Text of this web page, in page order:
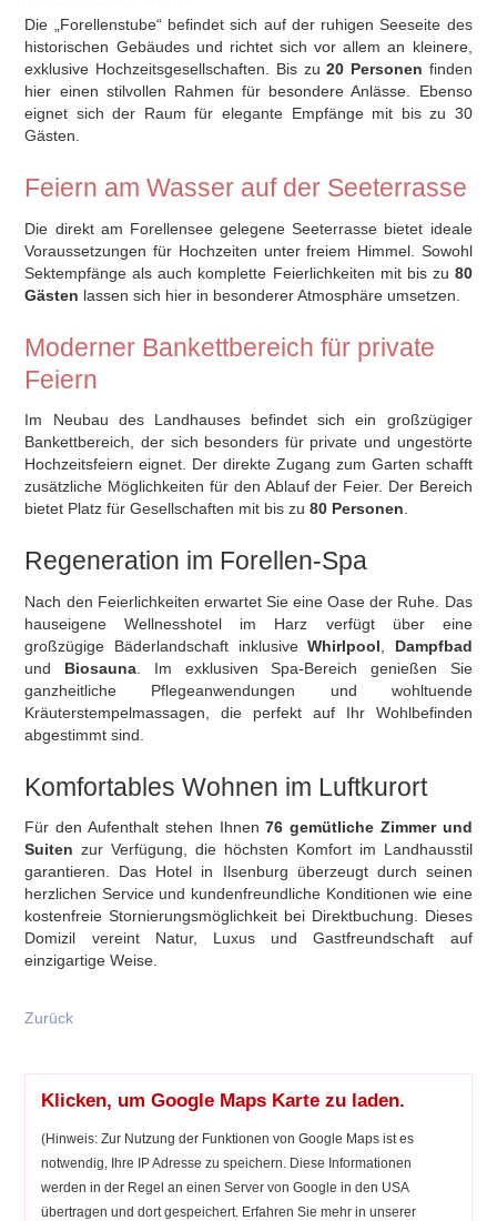
Die „Forellenstube“ befindet sich auf der ruhigen Seeseite des
historischen Gebäudes und richtet sich vor allem an kleinere,
exklusive Hochzeitsgesellschaften. Bis zu20 Personen finden
hier einen stilvollen Rahmen für besondere Anlässe. Ebenso
eignet sich der Raum für elegante Empfänge mit bis zu 30
Gästen.
Feiern am Wasser auf der Seeterrasse
Die direkt am Forellensee gelegene Seeterrasse bietet ideale
Voraussetzungen für Hochzeiten unter freiem Himmel. Sowohl
Sektempfänge als auch komplette Feierlichkeiten mit bis zu 80
Gästen lassen sich hier in besonderer Atmosphäre umsetzen.
Moderner Bankettbereich für private
Feiern
Im Neubau des Landhauses befindet sich ein großzügiger
Bankettbereich, der sich besonders für private und ungestörte
Hochzeitsfeiern eignet. Der direkte Zugang zum Garten schafft
zusätzliche Möglichkeiten für den Ablauf der Feier. Der Bereich
bietet Platz für Gesellschaften mit bis zu80 Personen.
Regeneration im Forellen-Spa
Nach den Feierlichkeiten erwartet Sie eine Oase der Ruhe. Das
hauseigene Wellnesshotel im Harz verfügt über eine
großzügige Bäderlandschaft inklusiveWhirlpool
Dampfbad
und Biosauna . Im exklusiven Spa-Bereich genießen Sie
ganzheitliche Pflegeanwendungen und wohltuende
Kräuterstempelmassagen, die perfekt auf Ihr Wohlbefinden
abgestimmt sind.
Komfortables Wohnen im Luftkurort
Für den Aufenthalt stehen Ihnen76 gemütliche Zimmer und
Suiten zur Verfügung, die höchsten Komfort im Landhausstil
garantieren. Das Hotel in Ilsenburg überzeugt durch seinen
herzlichen Service und kundenfreundliche Konditionen wie eine
kostenfreie Stornierungsmöglichkeit bei Direktbuchung. Dieses
Domizil vereint Natur, Luxus und Gastfreundschaft auf
einzigartige Weise.
Zurück
Klicken, um Google Maps Karte zu laden.
(Hinweis: Zur Nutzung der Funktionen von Google Maps ist es
notwendig, Ihre IP Adresse zu speichern. Diese Informationen
werden in der Regel an einen Server von Google in den USA
übertragen und dort gespeichert. Erfahren Sie mehr in unserer